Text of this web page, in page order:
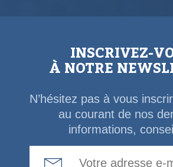
INSCRIVEZ-
À NOTRE
N’hésitez pas à vous
au courant de nos
informations,